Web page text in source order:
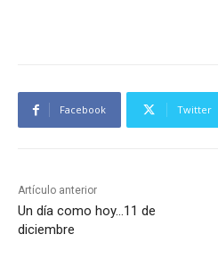
Facebook Twitter
Artículo anterior
Un día como hoy…11 de
diciembre